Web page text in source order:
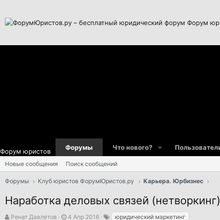
Форум
Форум юристов Форумы Что нового?
Новые сообщения Поиск сообщений
Форумы Клуб юристов ФорумЮристов.ру Карьера. Юрбизнес
Наработка деловых связей
А
Ренат Давлетов
Д
4 Апр 2016 юридический маркетинг